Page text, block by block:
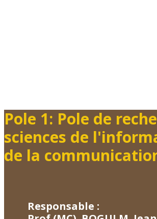
Pole 1: Pole de
sciences de
de la
Responsable :